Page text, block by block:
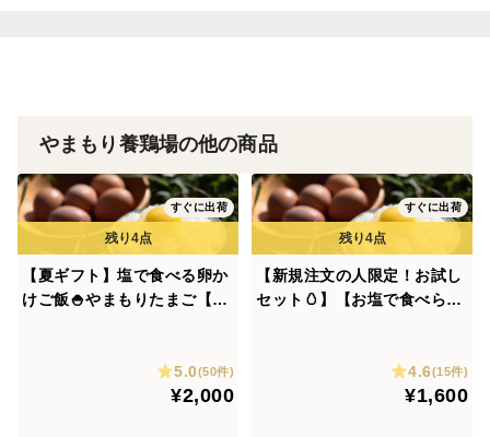
薬剤も1種類のみしか使っていません。
動画で山もりたまごがお手元に届くまでに鶏たちがどん
な風に生活をしているのか動画にまとめました。
やまもり養鶏場の他の商品
すぐに出荷
【夏ギフト】塩で食べる卵か
けご飯🍚やまもりたまご【20
5.0(50件)
¥2,000
すぐに出荷
【新規注文の人限定！お試し
セット🥚】【お塩で食べられ
を味ってみませんか？4.6(15件)
¥1,600